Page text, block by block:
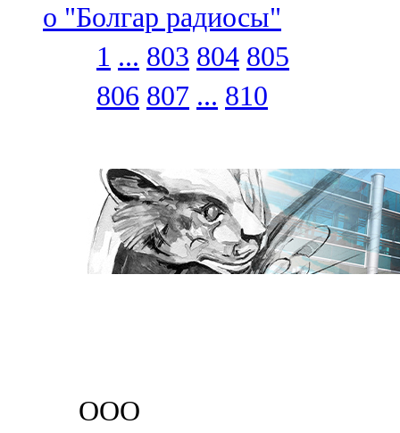
о "Болгар радиосы"
1 ... 803 804 805
806 807 ... 810
ООО